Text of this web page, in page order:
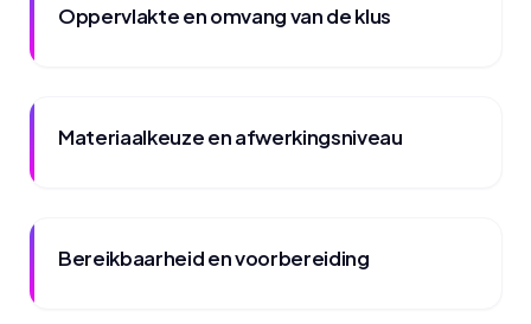
Oppervlakte en omvang van de klus
Materiaalkeuze en afwerkingsniveau
Bereikbaarheid en voorbereiding